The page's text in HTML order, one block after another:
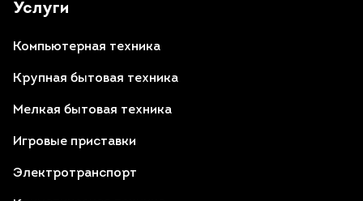
Услуги
Компьютерная техника
Крупная бытовая техника
Мелкая бытовая техника
Игровые приставки
Электротранспорт